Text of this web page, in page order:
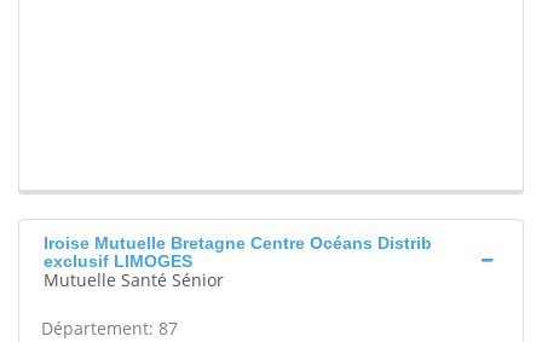
Iroise Mutuelle Bretagne Centre Océans Distrib
exclusif LIMOGES
Mutuelle Santé Sénior
Département: 87